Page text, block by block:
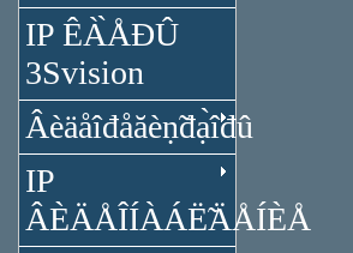
IP ÊÀ̀ÅĐÛ
3Svision
Âèäåîđåăèṇ̃đạ̀îđû
IP
ÂÈÄÅÎÍÀÁË̃ÄÅÍÈÅ